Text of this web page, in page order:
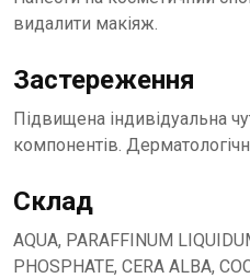
видалити макіяж.
Застереження
Підвищена індивідуальна
компонентів.
Склад
AQUA, PARAFFINUM
PHOSPHATE, CERA ALBA,